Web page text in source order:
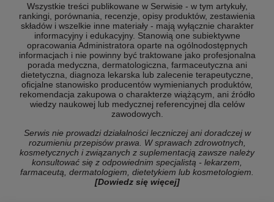
Wszystkie treści publikowane w Serwisie - w tym artykuły,
rankingi, porównania, recenzje, opisy produktów, zestawienia
składów i wszelkie inne materiały - mają wyłącznie charakter
informacyjny i edukacyjny. Stanowią one subiektywne
opracowania Administratora oparte na ogólnodostępnych
informacjach i nie powinny być traktowane jako profesjonalna
porada medyczna, dermatologiczna, farmaceutyczna ani
dietetyczna, diagnoza lekarska lub zalecenie terapeutyczne,
oficjalne stanowisko producentów wymienianych produktów,
rekomendacja zakupowa o charakterze wiążącym, ani źródło
wiedzy naukowej lub medycznej referencyjnej dla celów
zawodowych.
Serwis nie prowadzi działalności leczniczej ani doradczej w
rozumieniu przepisów prawa. W sprawach zdrowotnych,
kosmetycznych i związanych z suplementacją zawsze należy
konsultować się z odpowiednim specjalistą - lekarzem,
farmaceutą, dermatologiem, dietetykiem lub kosmetologiem.
[Dowiedz się więcej]